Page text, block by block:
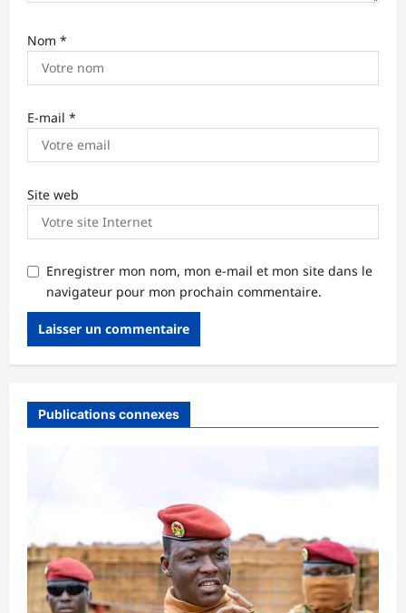
Nom *
E-mail *
Site web
Enregistrer mon nom, mon e-mail et mon site dans le
navigateur pour mon prochain commentaire.
Publications connexes